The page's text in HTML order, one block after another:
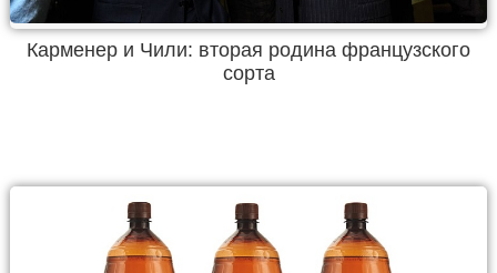
Карменер и Чили: вторая родина французского
сорта